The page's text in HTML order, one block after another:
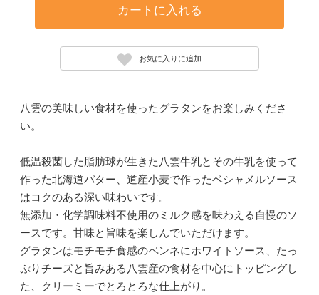
カートに入れる
お気に入りに追加
八雲の美味しい食材を使ったグラタンをお楽しみくださ
い。
低温殺菌した脂肪球が生きた八雲牛乳とその牛乳を使って
作った北海道バター、道産小麦で作ったベシャメルソース
はコクのある深い味わいです。
無添加・化学調味料不使用のミルク感を味わえる自慢のソ
ースです。甘味と旨味を楽しんでいただけます。
グラタンはモチモチ食感のペンネにホワイトソース、たっ
ぷりチーズと旨みある八雲産の食材を中心にトッピングし
た、クリーミーでとろとろな仕上がり。